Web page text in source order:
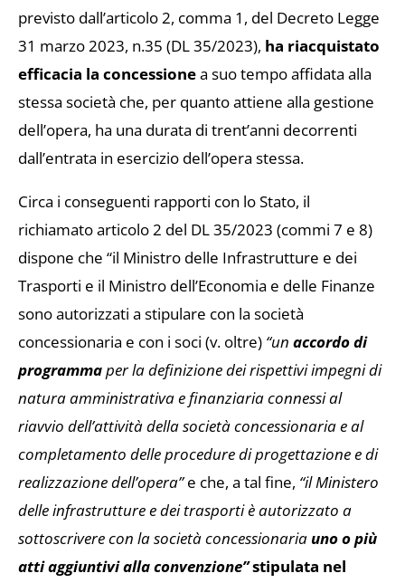
previsto dall’articolo 2, comma 1, del Decreto Legge
31 marzo 2023, n.35 (DL 35/2023), ha riacquistato
efficacia la concessionea suo tempo affidata alla
stessa società che, per quanto attiene alla gestione
dell’opera, ha una durata di trent’anni decorrenti
dall’entrata in esercizio dell’opera stessa.
Circa i conseguenti rapporti con lo Stato, il
richiamato articolo 2 del DL 35/2023 (commi 7 e 8)
dispone che “il Ministro delle Infrastrutture e dei
Trasporti e il Ministro dell’Economia e delle Finanze
sono autorizzati a stipulare con la società
concessionaria e con i soci (v. oltre) “un accordo di
programmaper la definizione dei rispettivi impegni di
natura amministrativa e finanziaria connessi al
riavvio dell’attività della società concessionaria e al
completamento delle procedure di progettazione e di
realizzazione dell’opera”e che, a tal fine, “il Ministero
delle infrastrutture e dei trasporti è autorizzato a
sottoscrivere con la società concessionaria uno o più
atti aggiuntivi alla convenzione”stipulata nel